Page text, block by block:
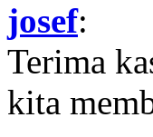
josef:
Terima
kita